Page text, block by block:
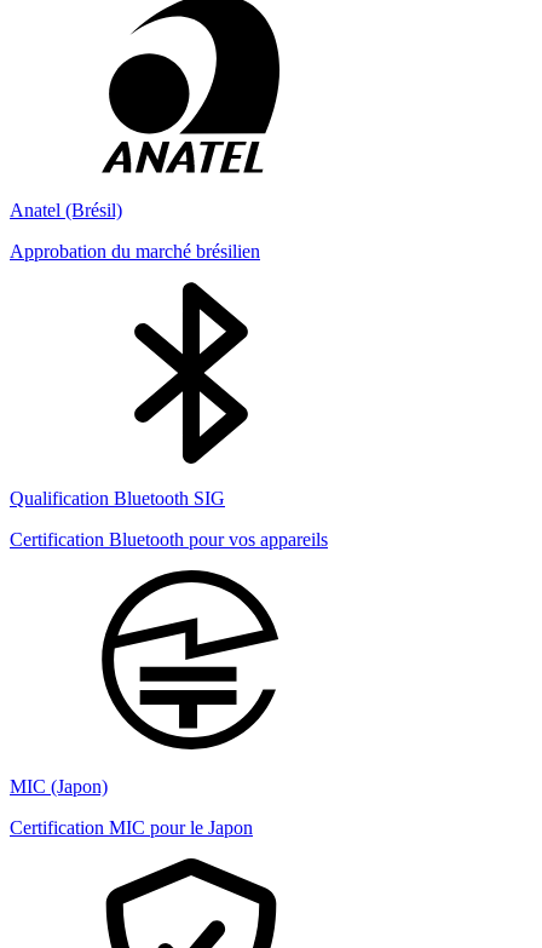
Anatel (Brésil)
Approbation du marché brésilien
Qualification Bluetooth SIG
Certification Bluetooth pour vos appareils
MIC (Japon)
Certification MIC pour le Japon